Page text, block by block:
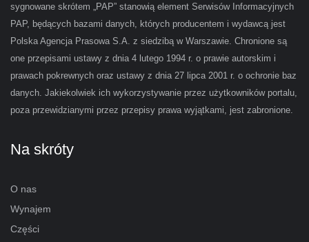
sygnowane skrótem „PAP” stanowią element Serwisów Informacyjnych
PAP, będących bazami danych, których producentem i wydawcą jest
Polska Agencja Prasowa S.A. z siedzibą w Warszawie. Chronione są
one przepisami ustawy z dnia 4 lutego 1994 r. o prawie autorskim i
prawach pokrewnych oraz ustawy z dnia 27 lipca 2001 r. o ochronie baz
danych. Jakiekolwiek ich wykorzystywanie przez użytkowników portalu,
poza przewidzianymi przez przepisy prawa wyjątkami, jest zabronione.
Na skróty
O nas
Wynajem
Części